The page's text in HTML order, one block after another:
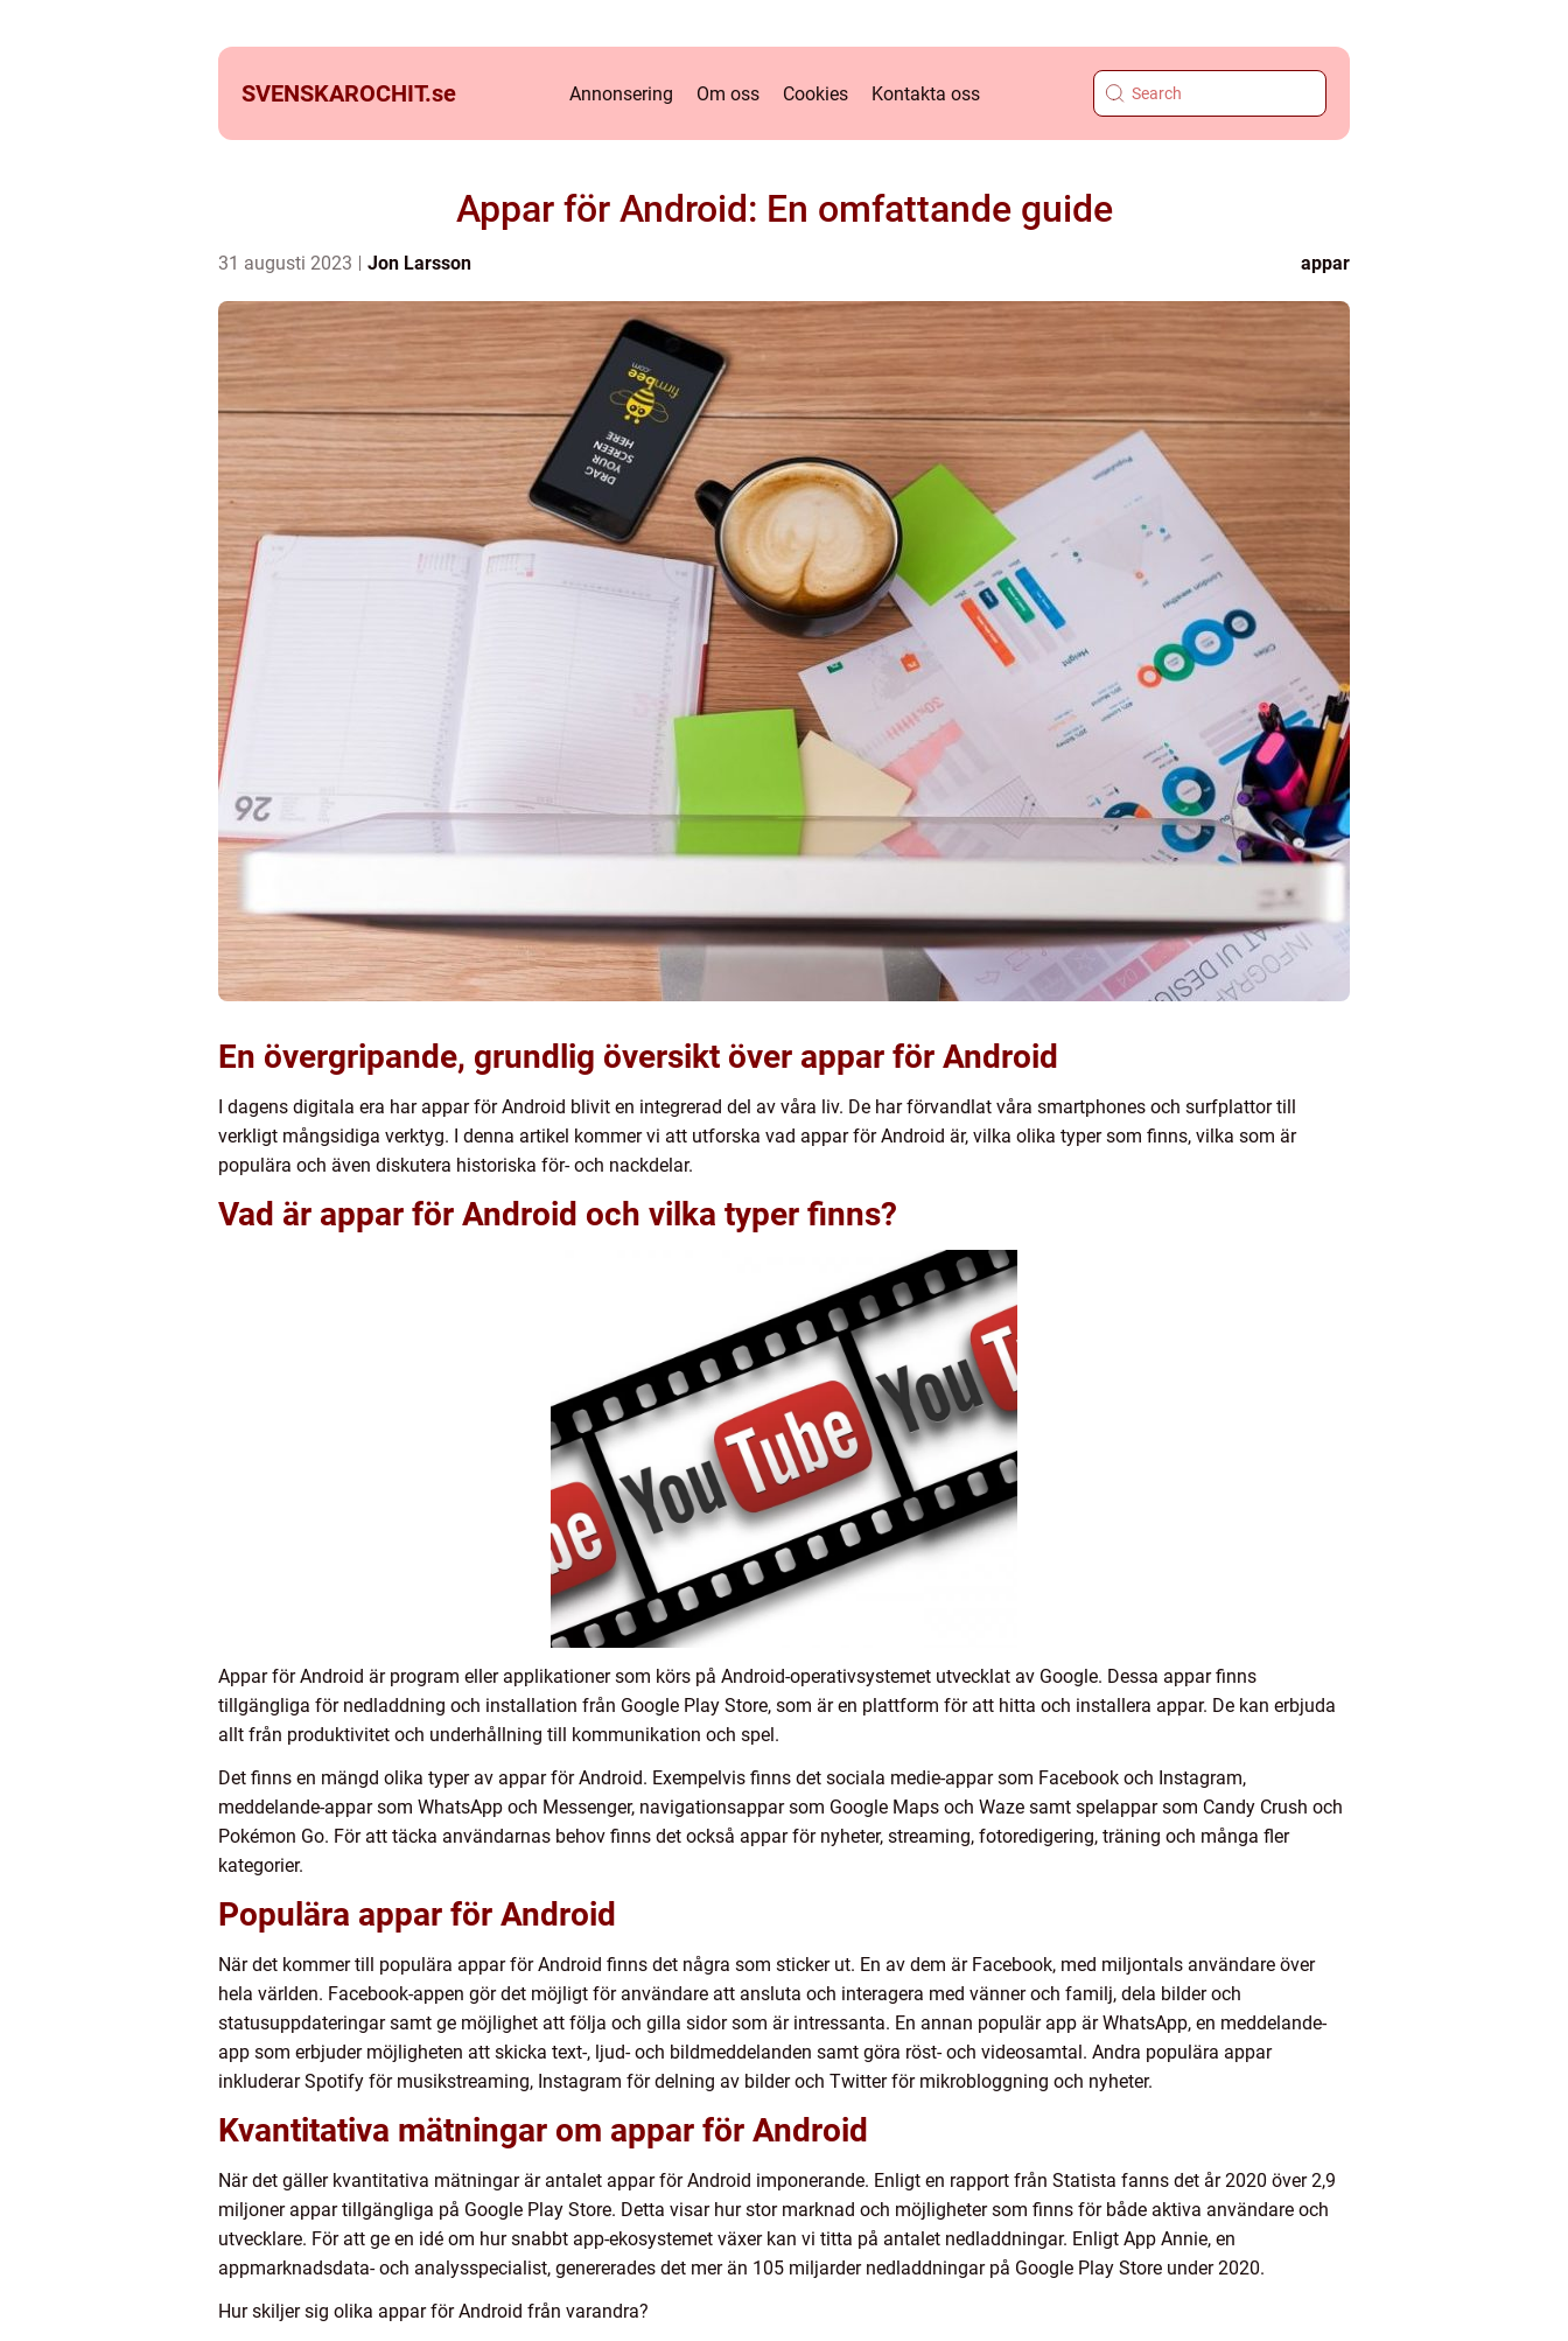
SVENSKAROCHIT.se Annonsering Om oss Cookies Kontakta oss
Appar för Android: En omfattande guide
31 augusti 2023 Jon Larsson appar
En övergripande, grundlig översikt över appar för Android
I dagens digitala era har appar för Android blivit en integrerad del av våra liv. De har förvandlat våra smartphones och surfplattor till
verkligt mångsidiga verktyg. I denna artikel kommer vi att utforska vad appar för Android är, vilka olika typer som finns, vilka som är
populära och även diskutera historiska för- och nackdelar.
Vad är appar för Android och vilka typer finns?
Appar för Android är program eller applikationer som körs på Android-operativsystemet utvecklat av Google. Dessa appar finns
tillgängliga för nedladdning och installation från Google Play Store, som är en plattform för att hitta och installera appar. De kan erbjuda
allt från produktivitet och underhållning till kommunikation och spel.
Det finns en mängd olika typer av appar för Android. Exempelvis finns det sociala medie-appar som Facebook och Instagram,
meddelande-appar som WhatsApp och Messenger, navigationsappar som Google Maps och Waze samt spelappar som Candy Crush och
Pokémon Go. För att täcka användarnas behov finns det också appar för nyheter, streaming, fotoredigering, träning och många fler
kategorier.
Populära appar för Android
När det kommer till populära appar för Android finns det några som sticker ut. En av dem är Facebook, med miljontals användare över
hela världen. Facebook-appen gör det möjligt för användare att ansluta och interagera med vänner och familj, dela bilder och
statusuppdateringar samt ge möjlighet att följa och gilla sidor som är intressanta. En annan populär app är WhatsApp, en meddelande-
app som erbjuder möjligheten att skicka text-, ljud- och bildmeddelanden samt göra röst- och videosamtal. Andra populära appar
inkluderar Spotify för musikstreaming, Instagram för delning av bilder och Twitter för mikrobloggning och nyheter.
Kvantitativa mätningar om appar för Android
När det gäller kvantitativa mätningar är antalet appar för Android imponerande. Enligt en rapport från Statista fanns det år 2020 över 2,9
miljoner appar tillgängliga på Google Play Store. Detta visar hur stor marknad och möjligheter som finns för både aktiva användare och
utvecklare. För att ge en idé om hur snabbt app-ekosystemet växer kan vi titta på antalet nedladdningar. Enligt App Annie, en
appmarknadsdata- och analysspecialist, genererades det mer än 105 miljarder nedladdningar på Google Play Store under 2020.
Hur skiljer sig olika appar för Android från varandra?